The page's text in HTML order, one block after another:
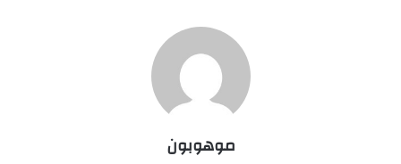
موهوبون